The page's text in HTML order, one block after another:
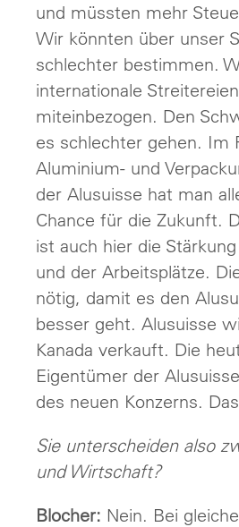
und müssten mehr
Wir könnten über unser
schlechter bestimmen.
internationale Streitereien
miteinbezogen. Den
es schlechter gehen. Im
Aluminium- und
der Alusuisse hat man
Chance für die Zukunft.
ist auch hier die
und der Arbeitsplätze.
nötig, damit es den
besser geht. Alusuisse
Kanada verkauft. Die
Eigentümer der
des neuen Konzerns.
Sie unterscheiden also
und Wirtschaft?
Blocher: Nein. Bei